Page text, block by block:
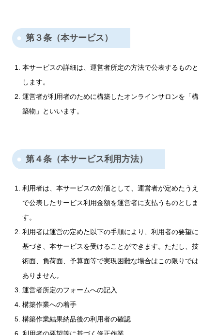
第３条（本サービス）
本サービスの詳細は、運営者所定の方法で公表するものと
します。
運営者が利用者のために構築したオンラインサロンを「構
築物」といいます。
第４条（本サービス利用方法）
利用者は、本サービスの対価として、運営者が定めたうえ
で公表したサービス利用金額を運営者に支払うものとしま
す。
利用者は運営の定めた以下の手順により、利用者の要望に
基づき、本サービスを受けることができます。ただし、技
術面、負荷面、予算面等で実現困難な場合はこの限りでは
ありません。
運営者所定のフォームへの記入
構築作業への着手
構築作業結果納品後の利用者の確認